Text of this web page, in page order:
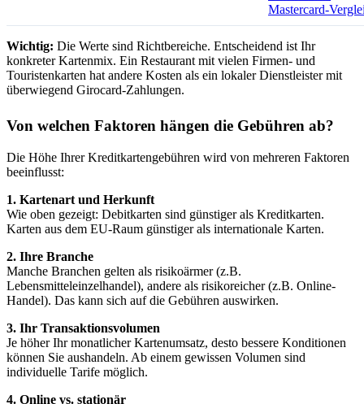
Mastercard-
Wichtig: Die Werte sind Richtbereiche. Entscheidend ist Ihr
konkreter Kartenmix. Ein Restaurant mit vielen Firmen- und
Touristenkarten hat andere Kosten als ein lokaler Dienstleister mit
überwiegend Girocard-Zahlungen.
Von welchen Faktoren hängen die Gebühren ab?
Die Höhe Ihrer Kreditkartengebühren wird von mehreren Faktoren
beeinflusst:
1. Kartenart und Herkunft
Wie oben gezeigt: Debitkarten sind günstiger als Kreditkarten.
Karten aus dem EU-Raum günstiger als internationale Karten.
2. Ihre Branche
Manche Branchen gelten als risikoärmer (z.B.
Lebensmitteleinzelhandel), andere als risikoreicher (z.B. Online-
Handel). Das kann sich auf die Gebühren auswirken.
3. Ihr Transaktionsvolumen
Je höher Ihr monatlicher Kartenumsatz, desto bessere Konditionen
können Sie aushandeln. Ab einem gewissen Volumen sind
individuelle Tarife möglich.
4. Online vs. stationär